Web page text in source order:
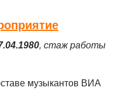
, стаж работы
музыкантов ВИА